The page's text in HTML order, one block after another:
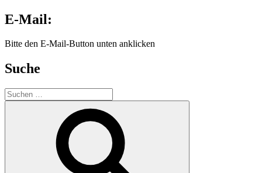
E-Mail:
Bitte den E-Mail-Button unten anklicken
Suche
Suche
nach: